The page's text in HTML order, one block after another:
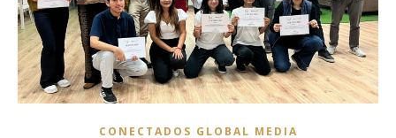
CONECTADOS GLOBAL MEDIA